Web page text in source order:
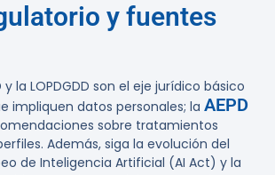
y fuentes
y la LOPDGDD son el eje jurídico básico
impliquen datos personales; la AEPD
sobre tratamientos
Además, siga la evolución del
de Inteligencia Artificial (AI Act) y la